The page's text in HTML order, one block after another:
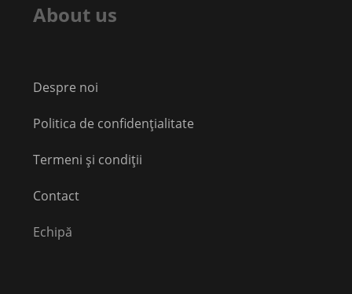
About us
Despre noi
Politica de confidențialitate
Termeni și condiții
Contact
Echipă